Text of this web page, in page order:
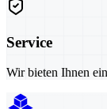
Service
Wir bieten Ihnen